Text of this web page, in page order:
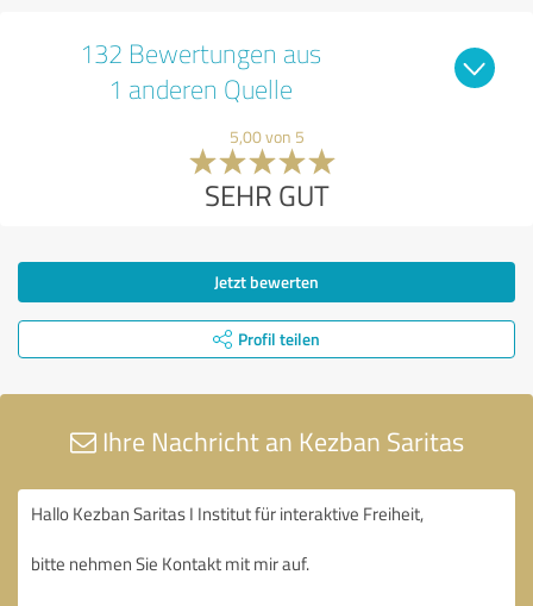
132 Bewertungen aus
1 anderen Quelle
5,00 von 5
SEHR GUT
Jetzt bewerten
Profil teilen
Ihre Nachricht an Kezban Saritas